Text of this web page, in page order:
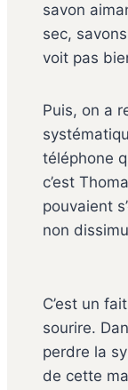
savon
sec,
voit pas
Puis, on a
téléphone
c’est
pouvaient
non
C’est un
sourire.
perdre la
de cette